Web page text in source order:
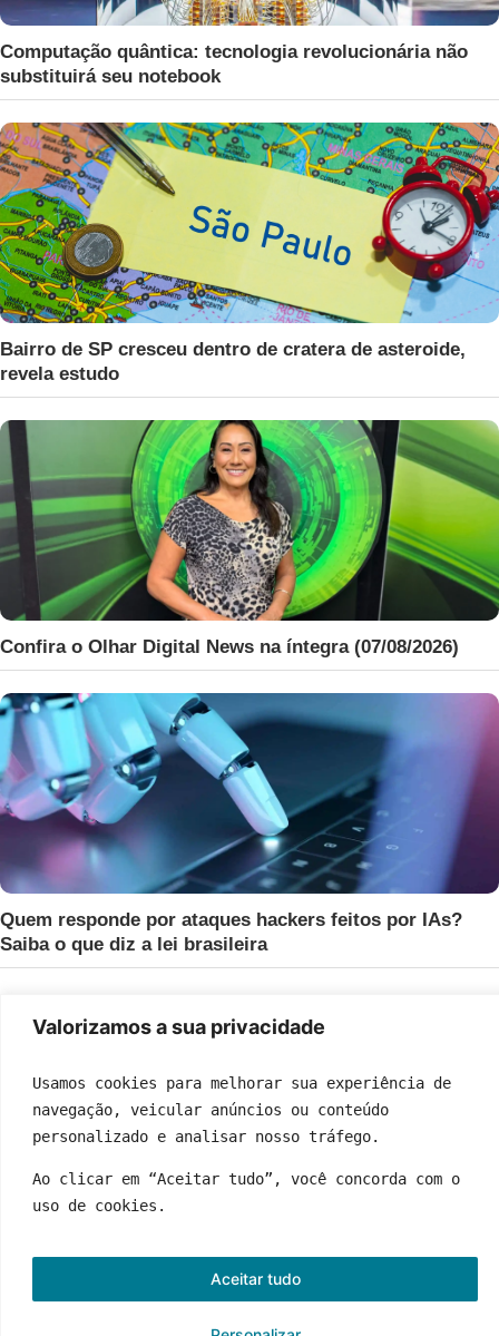
Valorizamos a sua privacidade
Usamos cookies para melhorar sua experiência de
navegação, veicular anúncios ou conteúdo
personalizado e analisar nosso tráfego.
Ao clicar em “Aceitar tudo”, você concorda com o
uso de cookies.
Aceitar tudo
Computação quântica: tecnologia revolucionária não
substituirá seu notebook
Bairro de SP cresceu dentro de cratera de asteroide,
revela estudo
Confira o Olhar Digital News na íntegra (07/08/2026)
Quem responde por ataques hackers feitos por IAs?
Saiba o que diz a lei brasileira
Termos de UsoAnuncie Conosco
© 2026 News Total | Todos os direitos reservados